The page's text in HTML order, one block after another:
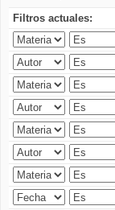
Filtros actuales: